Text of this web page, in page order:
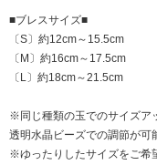
■ブレスサイズ■
〔S〕約12cm～15.5cm
〔M〕約16cm～17.5cm
〔L〕約18cm～21.5cm
※同じ種類の玉でのサイズア
透明水晶ビーズでの調節が可
※ゆったりしたサイズをご希